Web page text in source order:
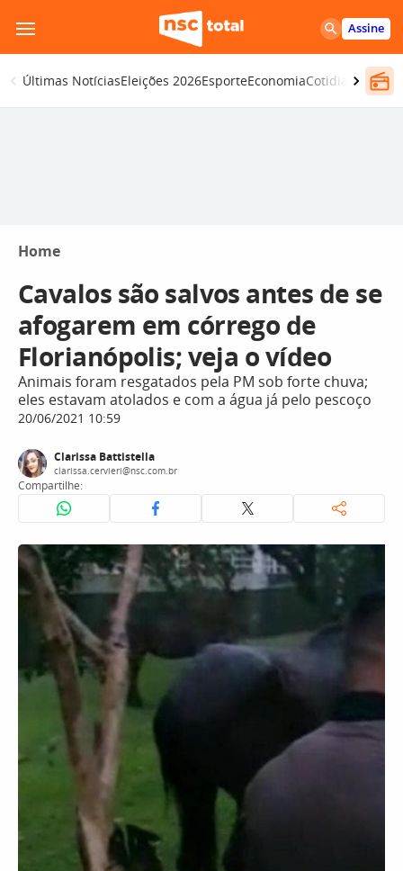
para
o
conteúdo
Assine
Últimas NotíciasEleições 2026EsporteEconomiaCotidiano
Home
Cavalos são salvos antes de se
afogarem em córrego de
Florianópolis; veja o vídeo
Animais foram resgatados pela PM sob forte chuva;
eles estavam atolados e com a água já pelo pescoço
20/06/2021 10:59
Clarissa Battistella
clarissa.cervieri@nsc.com.br
Compartilhe: